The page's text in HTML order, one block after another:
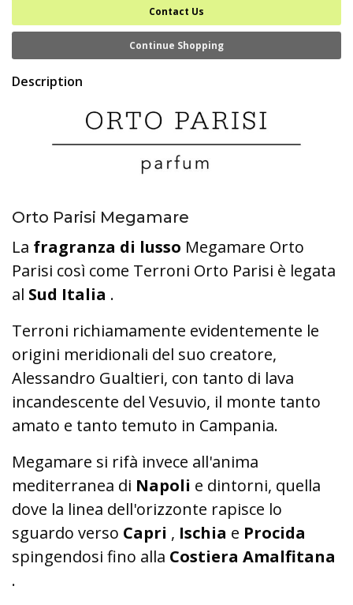
Contact Us
Continue Shopping
Description
Orto Parisi Megamare
La fragranza di lusso Megamare Orto
Parisi così come Terroni Orto Parisi è legata
al Sud Italia .
Terroni richiamamente evidentemente le
origini meridionali del suo creatore,
Alessandro Gualtieri, con tanto di lava
incandescente del Vesuvio, il monte tanto
amato e tanto temuto in Campania.
Megamare si rifà invece all'anima
mediterranea di Napoli e dintorni, quella
dove la linea dell'orizzonte rapisce lo
sguardo verso Capri , Ischia e Procida
spingendosi fino alla Costiera Amalfitana
.